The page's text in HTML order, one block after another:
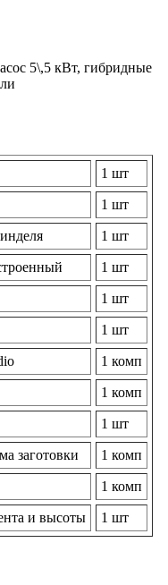
5\,5 кВт, гибридные
1 шт
1 шт
1 шт
1 шт
1 шт
1 шт
1 комп
1 комп
1 шт
заготовки 1 комп
1 комп
и высоты 1 шт